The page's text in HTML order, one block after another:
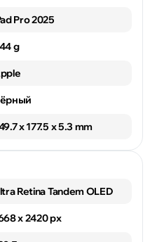
Pro 2025
g
x 177.5 x 5.3 mm
Retina Tandem OLED
x 2420 px